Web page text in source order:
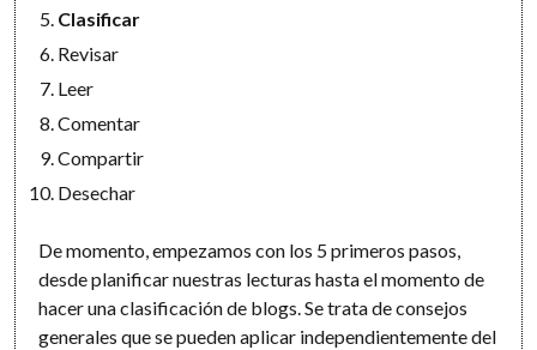
Clasificar
Revisar
Leer
Comentar
Compartir
Desechar
De momento, empezamos con los 5 primeros pasos,
desde planificar nuestras lecturas hasta el momento de
hacer una clasificación de blogs. Se trata de consejos
generales que se pueden aplicar independientemente del